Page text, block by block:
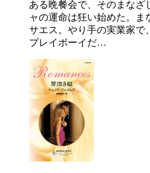
ある晩餐会で、そのまなざ
ャの運命は狂い始めた。ま
サエス。やり手の実業家で
プレイボーイだ…